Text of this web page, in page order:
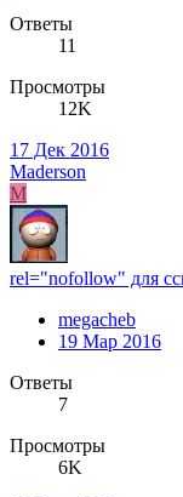
Ответы
11
Просмотры
12K
17 Дек 2016
Maderson
M
rel="nofollow" для
megacheb
19 Мар 2016
Ответы
7
Просмотры
6K